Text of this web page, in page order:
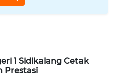
1 Sidikalang Cetak
Prestasi